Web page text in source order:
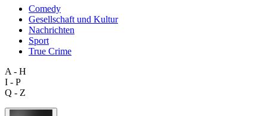
Comedy
Gesellschaft und Kultur
Nachrichten
Sport
True Crime
A - H
I - P
Q - Z